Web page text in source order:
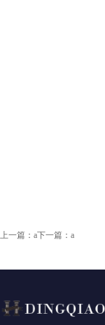
上一篇：a下一篇：a